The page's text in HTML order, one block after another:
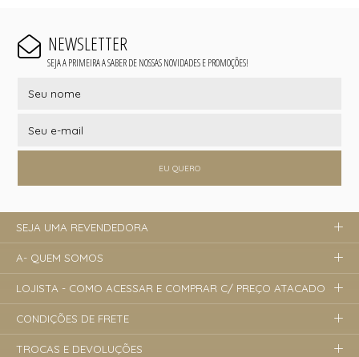
NEWSLETTER
SEJA A PRIMEIRA A SABER DE NOSSAS NOVIDADES E PROMOÇÕES!
EU QUERO
SEJA UMA REVENDEDORA
A- QUEM SOMOS
LOJISTA - COMO ACESSAR E COMPRAR C/ PREÇO ATACADO
CONDIÇÕES DE FRETE
TROCAS E DEVOLUÇÕES